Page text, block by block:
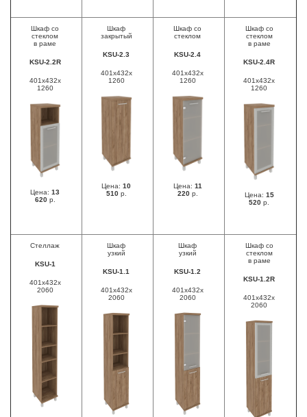
Шкаф со
стеклом
в раме
KSU-2.2R
401x432x
1260
Цена: 13
620р.
Шкаф
закрытый
KSU-2.3
401x432x
1260
Цена: 10
510 р.
Шкаф со
стеклом
KSU-2.4
401x432x
1260
Цена: 11
220 р.
Шкаф со
стеклом
в раме
KSU-2.4R
401x432x
1260
Цена: 15
520 р.
Стеллаж
KSU-1
401x432x
2060
Шкаф
узкий
KSU-1.1
401x432x
2060
Шкаф
узкий
KSU-1.2
401x432x
2060
Шкаф со
стеклом
в раме
KSU-1.2R
401x432x
2060